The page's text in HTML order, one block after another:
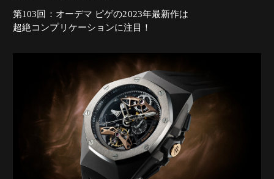
第103回：オーデマ ピゲの2023年最新作は
超絶コンプリケーションに注目！